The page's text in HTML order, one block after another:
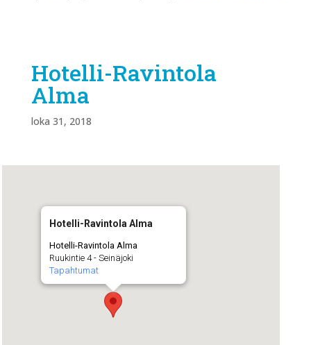
Hotelli-Ravintola
Alma
loka 31, 2018
Hotelli-Ravintola Alma
Hotelli-Ravintola Alma
Ruukintie 4 - Seinäjoki
Tapahtumat